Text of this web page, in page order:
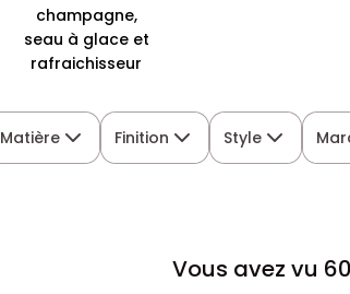
champagne,
seau à glace et
rafraichisseur
Matière Finition Style
Vous avez vu